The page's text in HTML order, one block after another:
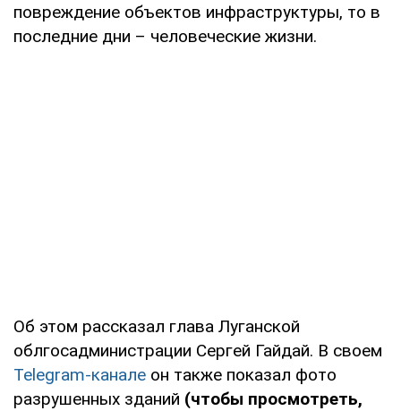
повреждение объектов инфраструктуры, то в
последние дни – человеческие жизни.
Об этом рассказал глава Луганской
облгосадминистрации Сергей Гайдай. В своем
Telegram-канале он также показал фото
разрушенных зданий (чтобы просмотреть,